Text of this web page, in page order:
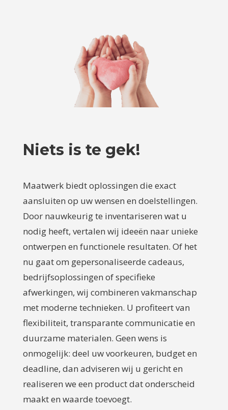
Niets is te gek!
Maatwerk biedt oplossingen die exact
aansluiten op uw wensen en doelstellingen.
Door nauwkeurig te inventariseren wat u
nodig heeft, vertalen wij ideeën naar unieke
ontwerpen en functionele resultaten. Of het
nu gaat om gepersonaliseerde cadeaus,
bedrijfsoplossingen of specifieke
afwerkingen, wij combineren vakmanschap
met moderne technieken. U profiteert van
flexibiliteit, transparante communicatie en
duurzame materialen. Geen wens is
onmogelijk: deel uw voorkeuren, budget en
deadline, dan adviseren wij u gericht en
realiseren we een product dat onderscheid
maakt en waarde toevoegt.